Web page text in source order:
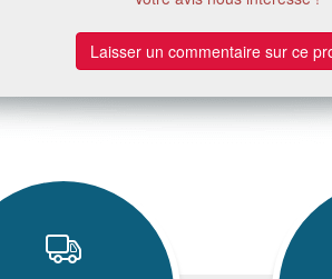
Laisser un commentaire sur ce